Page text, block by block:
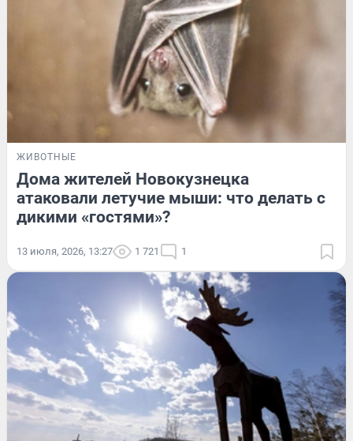
ЖИВОТНЫЕ
Дома жителей Новокузнецка
атаковали летучие мыши: что делать с
дикими «гостями»?
13 июля, 2026, 13:27 1 721 1